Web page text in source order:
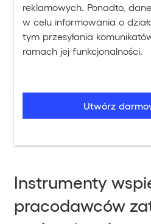
reklamowych. Ponadto,
w celu informowania o
tym przesyłania
ramach jej funkcjonalności.
Utwórz
Instrumenty
pracodawców